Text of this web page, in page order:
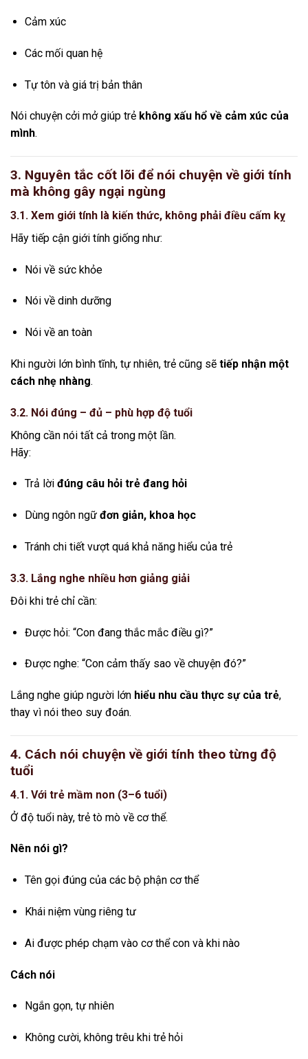
Cảm xúc
Các mối quan hệ
Tự tôn và giá trị bản thân
Nói chuyện cởi mở giúp trẻ không xấu hổ về cảm xúc của
mình.
3. Nguyên tắc cốt lõi để nói chuyện về giới tính
mà không gây ngại ngùng
3.1. Xem giới tính là kiến thức, không phải điều cấm kỵ
Hãy tiếp cận giới tính giống như:
Nói về sức khỏe
Nói về dinh dưỡng
Nói về an toàn
Khi người lớn bình tĩnh, tự nhiên, trẻ cũng sẽ tiếp nhận một
cách nhẹ nhàng.
3.2. Nói đúng – đủ – phù hợp độ tuổi
Không cần nói tất cả trong một lần.
Hãy:
Trả lời đúng câu hỏi trẻ đang hỏi
Dùng ngôn ngữ đơn giản, khoa học
Tránh chi tiết vượt quá khả năng hiểu của trẻ
3.3. Lắng nghe nhiều hơn giảng giải
Đôi khi trẻ chỉ cần:
Được hỏi: “Con đang thắc mắc điều gì?”
Được nghe: “Con cảm thấy sao về chuyện đó?”
Lắng nghe giúp người lớn hiểu nhu cầu thực sự của trẻ,
thay vì nói theo suy đoán.
4. Cách nói chuyện về giới tính theo từng độ
tuổi
4.1. Với trẻ mầm non (3–6 tuổi)
Ở độ tuổi này, trẻ tò mò về cơ thể.
Nên nói gì?
Tên gọi đúng của các bộ phận cơ thể
Khái niệm vùng riêng tư
Ai được phép chạm vào cơ thể con và khi nào
Cách nói
Ngắn gọn, tự nhiên
Không cười, không trêu khi trẻ hỏi